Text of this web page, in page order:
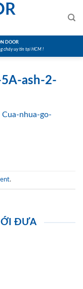
DOOR
cháy uy tín tại HCM !
ash-2-
Cua-nhua-go-
.
ĐƯA